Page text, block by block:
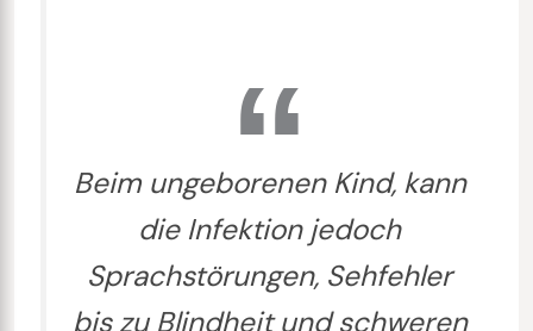
Beim ungeborenen Kind, kann
die Infektion jedoch
Sprachstörungen, Sehfehler
bis zu Blindheit und schweren